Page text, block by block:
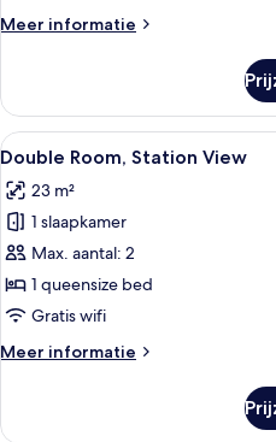
Meer informatie
Meer
Room,
Station
View
Alle
foto's
voor
Double
Room,
Station
View
5
Double Room, Station View
23 m²
1 slaapkamer
Max. aantal: 2
1 queensize bed
Gratis wifi
Meer informatie
Meer
Room,